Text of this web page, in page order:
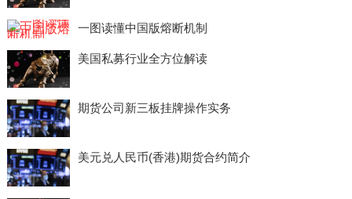
一图读懂中国版熔断机制
美国私募行业全方位解读
期货公司新三板挂牌操作实务
美元兑人民币(香港)期货合约简介